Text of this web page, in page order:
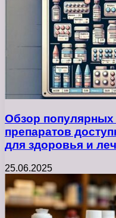
Обзор
препаратов
для здоровья и
25.06.2025